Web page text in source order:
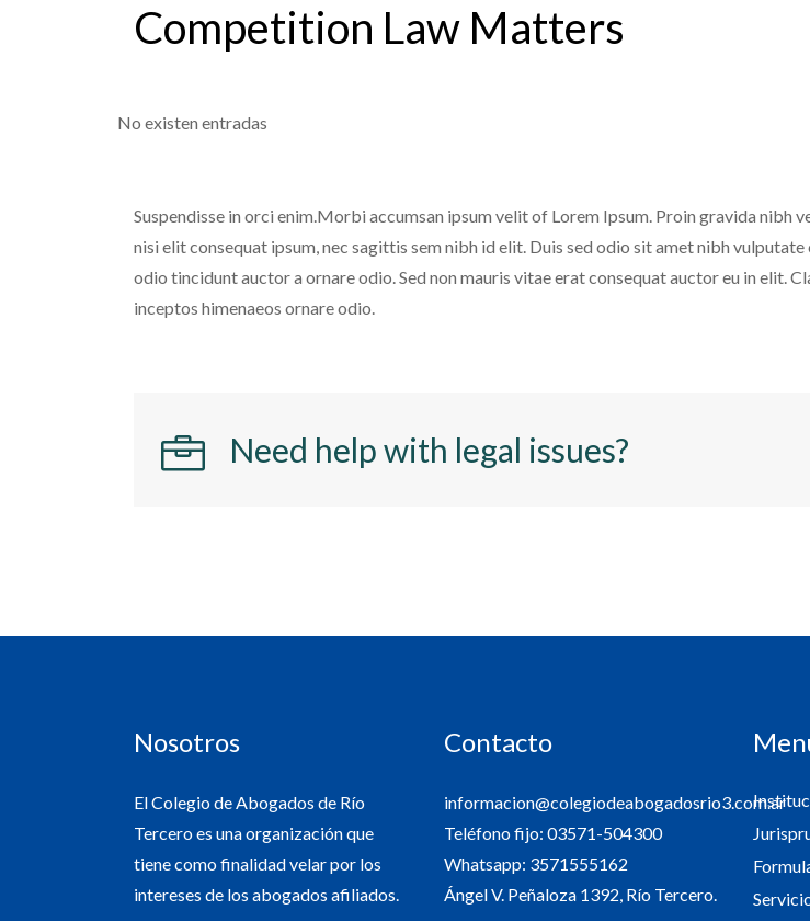
Competition Law Matters
No existen entradas
Suspendisse in orci enim.Morbi accumsan ipsum velit of Lorem Ipsum. Proin gravida
nisi elit consequat ipsum, nec sagittis sem nibh id elit. Duis sed odio sit amet nibh
odio tincidunt auctor a ornare odio. Sed non mauris vitae erat consequat auctor eu in elit.
inceptos himenaeos ornare odio.
Need help with legal issues?
Nosotros
El Colegio de Abogados de Río
Tercero es una organización que
tiene como finalidad velar por los
intereses de los abogados afiliados.
Contacto
informacion@colegiodeabogadosrio3.com.ar
Teléfono fijo: 03571-504300
Whatsapp: 3571555162
Ángel V. Peñaloza 1392, Río Tercero.